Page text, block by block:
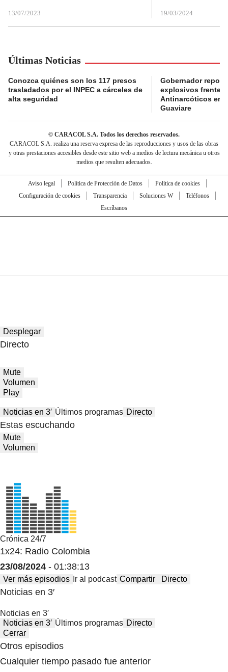
13/07/2023 19/03/2024
Últimas Noticias
Conozca quiénes son los 117 presos
trasladados por el INPEC a cárceles de
alta seguridad
Gobernador
explosivos frente a
Antinarcóticos en
Guaviare
© CARACOL S.A. Todos los derechos reservados.
CARACOL S.A. realiza una reserva expresa de las reproducciones y usos de las obras
y otras prestaciones accesibles desde este sitio web a medios de lectura mecánica u otros
medios que resulten adecuados.
Aviso legal Política de Protección de Datos
Política de cookies
Configuración de cookies
Transparencia Soluciones W
Teléfonos
Escríbanos
Desplegar
Directo
Mute
Volumen
Play
Noticias en 3′ Últimos programas Directo
Estas escuchando
Mute
Volumen
Crónica 24/7
1x24: Radio Colombia
23/08/2024 - 01:38:13
Ver más episodios Ir al podcast Compartir Directo
Noticias en 3′
Noticias en 3′
Noticias en 3′ Últimos programas Directo
Cerrar
Otros episodios
Cualquier tiempo pasado fue anterior